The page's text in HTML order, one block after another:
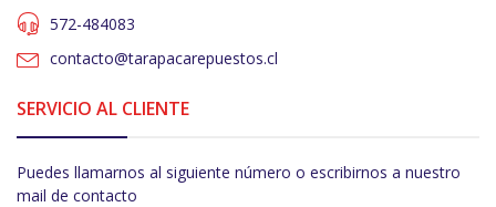
572-484083
contacto@tarapacarepuestos.cl
SERVICIO AL CLIENTE
Puedes llamarnos al siguiente número o escribirnos a nuestro
mail de contacto